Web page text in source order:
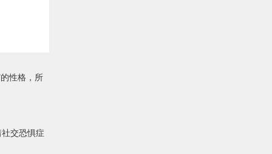
性格，所
交恐惧症